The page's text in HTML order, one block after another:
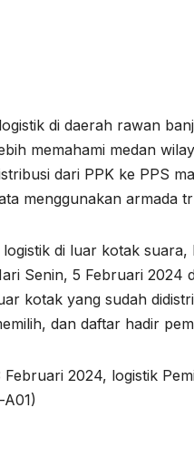
di daerah rawan
memahami medan
dari PPK ke PPS
menggunakan armada
di luar kotak suara,
Senin, 5 Februari 2024
kotak yang sudah
dan daftar hadir
2024, logistik